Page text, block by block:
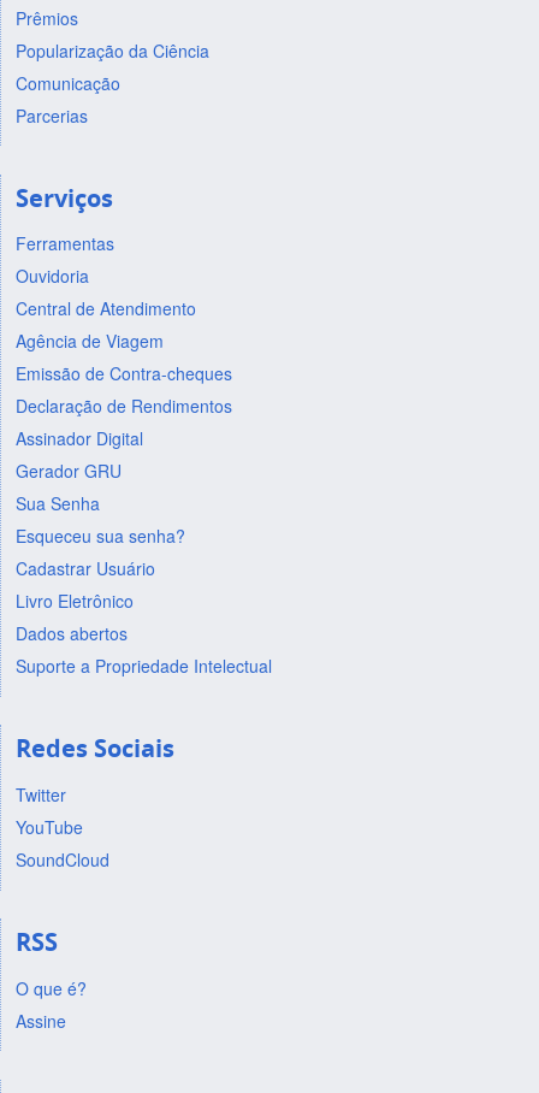
Prêmios
Popularização da Ciência
Comunicação
Parcerias
Serviços
Ferramentas
Ouvidoria
Central de Atendimento
Agência de Viagem
Emissão de Contra-cheques
Declaração de Rendimentos
Assinador Digital
Gerador GRU
Sua Senha
Esqueceu sua senha?
Cadastrar Usuário
Livro Eletrônico
Dados abertos
Suporte a Propriedade Intelectual
Redes Sociais
Twitter
YouTube
SoundCloud
RSS
O que é?
Assine